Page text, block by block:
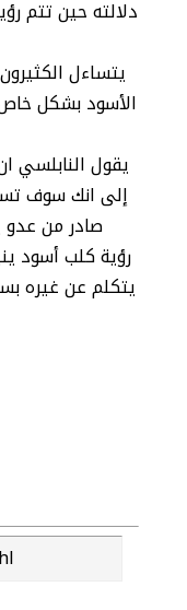
دلالته حين تتم
يتساءل
الأسود بشكل
يقول النابلسي
إلى انك سوف
صادر من عدو
رؤية كلب أسود
يتكلم عن غيره